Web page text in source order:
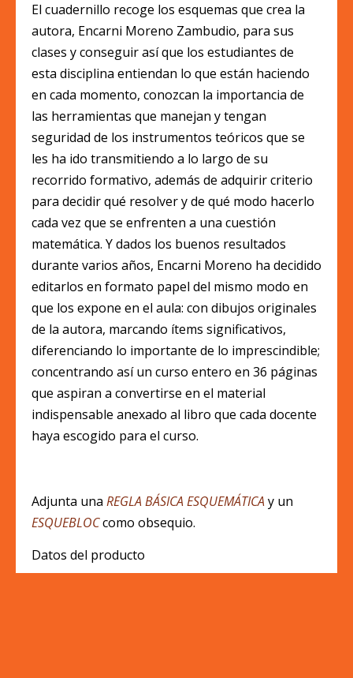
El cuadernillo recoge los esquemas que crea la
autora, Encarni Moreno Zambudio, para sus
clases y conseguir así que los estudiantes de
esta disciplina entiendan lo que están haciendo
en cada momento, conozcan la importancia de
las herramientas que manejan y tengan
seguridad de los instrumentos teóricos que se
les ha ido transmitiendo a lo largo de su
recorrido formativo, además de adquirir criterio
para decidir qué resolver y de qué modo hacerlo
cada vez que se enfrenten a una cuestión
matemática. Y dados los buenos resultados
durante varios años, Encarni Moreno ha decidido
editarlos en formato papel del mismo modo en
que los expone en el aula: con dibujos originales
de la autora, marcando ítems significativos,
diferenciando lo importante de lo imprescindible;
concentrando así un curso entero en 36 páginas
que aspiran a convertirse en el material
indispensable anexado al libro que cada docente
haya escogido para el curso.
Adjunta una REGLA BÁSICA ESQUEMÁTICAy un
ESQUEBLOCcomo obsequio.
Datos del producto